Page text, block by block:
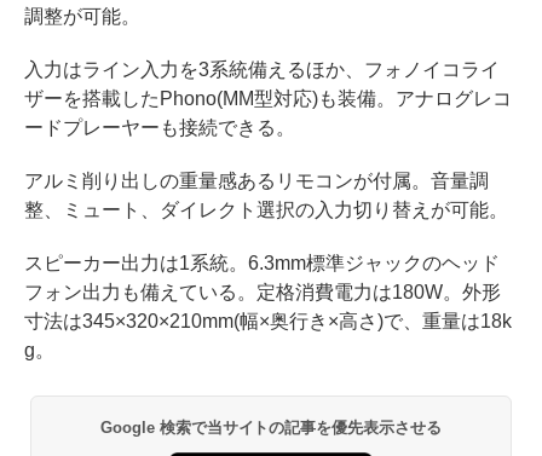
調整が可能。
入力はライン入力を3系統備えるほか、フォノイコライ
ザーを搭載したPhono(MM型対応)も装備。アナログレコ
ードプレーヤーも接続できる。
アルミ削り出しの重量感あるリモコンが付属。音量調
整、ミュート、ダイレクト選択の入力切り替えが可能。
スピーカー出力は1系統。6.3mm標準ジャックのヘッド
フォン出力も備えている。定格消費電力は180W。外形
寸法は345×320×210mm(幅×奥行き×高さ)で、重量は18k
g。
Google 検索で当サイトの記事を優先表示させる